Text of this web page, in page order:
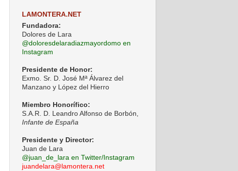
LAMONTERA.NET
Fundadora:
Dolores de Lara
@doloresdelaradiazmayordomo en
Instagram
Presidente de Honor:
Exmo. Sr. D. José Mª Álvarez del
Manzano y López del Hierro
Miembro Honorífico:
S.A.R. D. Leandro Alfonso de Borbón,
Infante de España
Presidente y Director:
Juan de Lara
@juan_de_lara en Twitter/Instagram
juandelara@lamontera.net